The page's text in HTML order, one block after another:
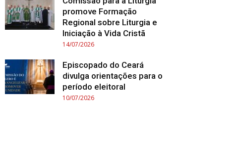
promove Formação
Regional sobre Liturgia e
Iniciação à Vida Cristã
14/07/2026
Episcopado do Ceará
divulga orientações para o
período eleitoral
10/07/2026